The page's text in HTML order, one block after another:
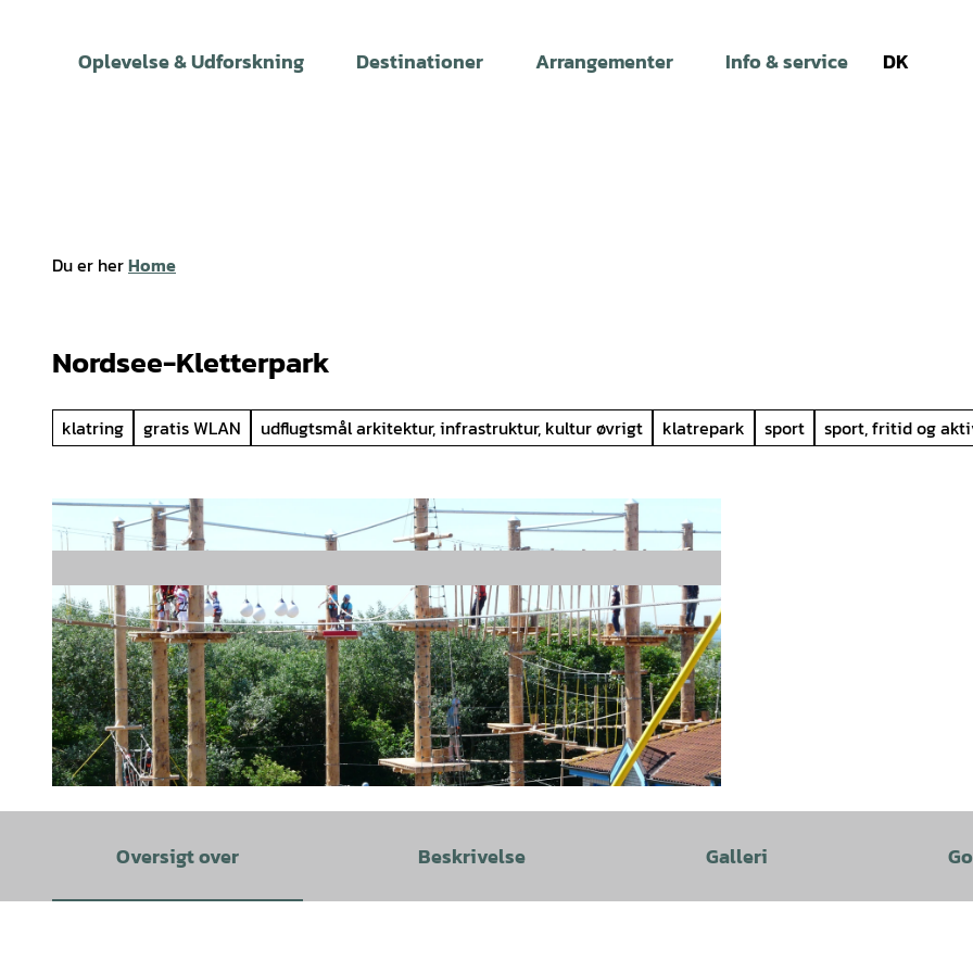
Oplevelse & Udforskning Destinationer Arrangementer Info & service DK
Du er herHome
Nordsee-Kletterpark
klatring gratis WLAN udflugtsmål arkitektur, infrastruktur, kultur øvrigt klatrepark sport sport, fritid og
Oversigt over Beskrivelse Galleri